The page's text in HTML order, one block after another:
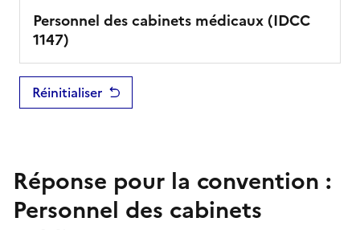
Personnel des cabinets médicaux (IDCC
1147)
Réinitialiser
Réponse pour la convention :
Personnel des cabinets